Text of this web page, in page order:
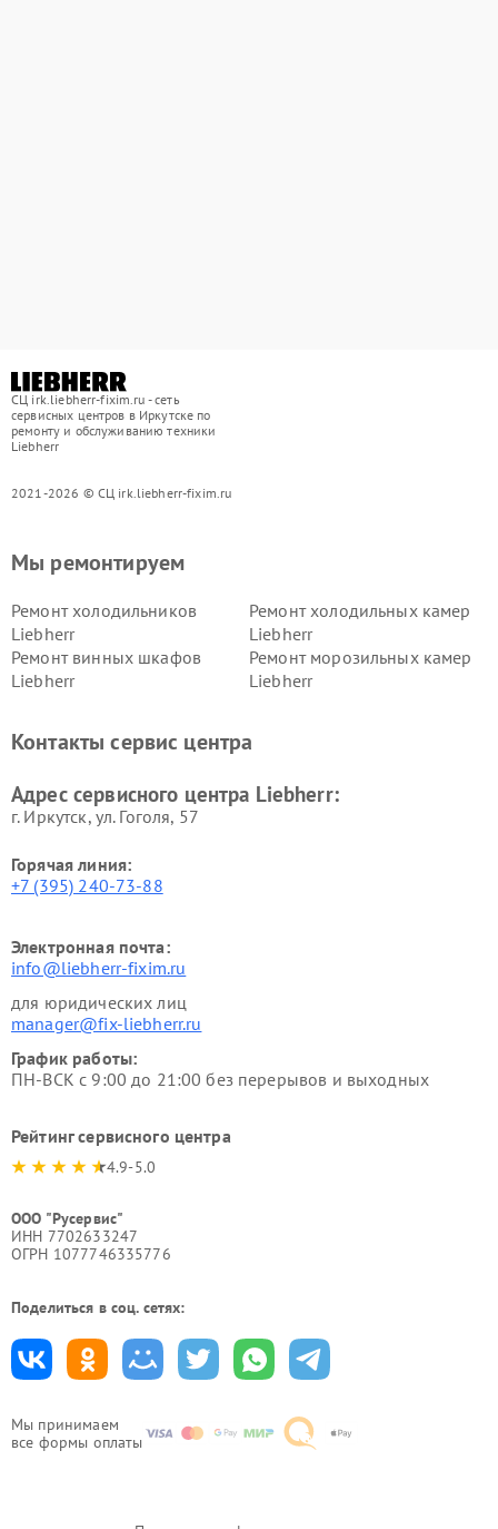
СЦ irk.liebherr-fixim.ru - сеть
сервисных центров в Иркутске по
ремонту и обслуживанию техники
Liebherr
2021-2026 © СЦ irk.liebherr-fixim.ru
Мы принимаем
все формы оплаты
Мы ремонтируем
Ремонт холодильников
Liebherr
Ремонт холодильных камер
Liebherr
Ремонт винных шкафов
Liebherr
Ремонт морозильных камер
Liebherr
Контакты сервис центра
Адрес сервисного центра Liebherr:
г. Иркутск, ул. ​Гоголя, 57
Горячая линия:
+7 (395) 240-73-88
Электронная почта:
info@liebherr-fixim.ru
для юридических лиц
manager@fix-liebherr.ru
График работы:
ПН-ВСК с 9:00 до 21:00 без перерывов и выходных
Рейтинг сервисного центра
4.9-5.0
ООО "Русервис"
ИНН 7702633247
ОГРН 1077746335776
Поделиться в соц. сетях: